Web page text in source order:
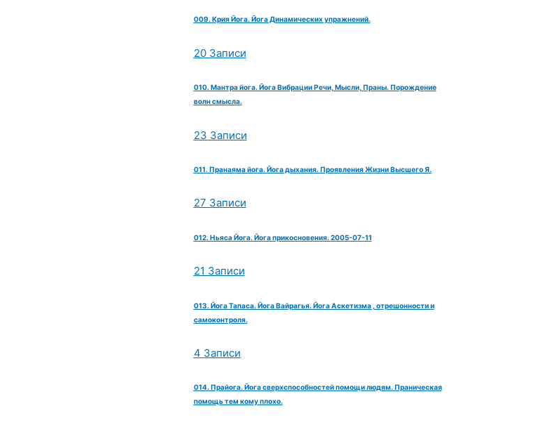
009. Крия Йога. Йога Динамических упражнений.
20 Записи
010. Мантра йога. Йога Вибрации Речи, Мысли, Праны. Порождение
волн смысла.
23 Записи
011. Пранаяма йога. Йога дыхания. Проявления Жизни Высшего Я.
27 Записи
012. Ньяса Йога. Йога прикосновения. 2005-07-11
21 Записи
013. Йога Тапаса. Йога Вайрагья. Йога Аскетизма , отрешонности и
самоконтроля.
4 Записи
014. Прайога. Йога сверхспособностей помощи людям. Праническая
помощь тем кому плохо.